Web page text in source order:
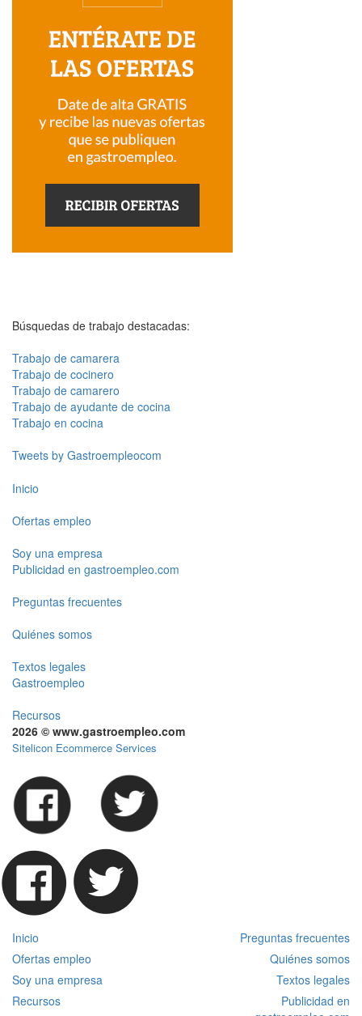
Búsquedas de trabajo destacadas:
Trabajo de camarera
Trabajo de cocinero
Trabajo de camarero
Trabajo de ayudante de cocina
Trabajo en cocina
Tweets by Gastroempleocom
Inicio
Ofertas empleo
Soy una empresa
Publicidad en gastroempleo.com
Preguntas frecuentes
Quiénes somos
Textos legales
Gastroempleo
Recursos
2026 © www.gastroempleo.com
Sitelicon Ecommerce Services
Inicio
Preguntas frecuentes
Ofertas empleo
Quiénes somos
Soy una empresa
Textos legales
Recursos
Publicidad en